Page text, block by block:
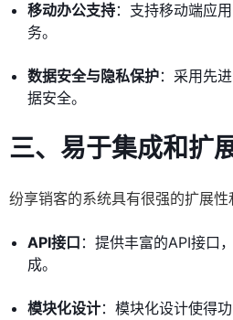
移动办公支持：支持移动端应
务。
数据安全与隐私保护：采用先
据安全。
三、易于集成和扩
纷享销客的系统具有很强的扩展性
API接口 ：提供丰富的API接口
成。
模块化设计：模块化设计使得